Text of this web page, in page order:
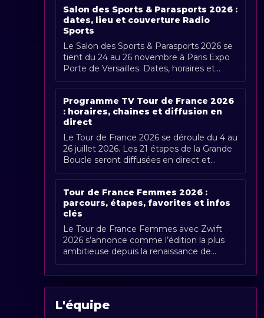
Salon des Sports & Parasports 2026 :
dates, lieu et couverture Radio
Sports
Le Salon des Sports & Parasports 2026 se
tient du 24 au 26 novembre à Paris Expo
Porte de Versailles. Dates, horaires et
couverture Radio Sports.
Programme TV Tour de France 2026
: horaires, chaînes et diffusion en
direct
Le Tour de France 2026 se déroule du 4 au
26 juillet 2026. Les 21 étapes de la Grande
Boucle seront diffusées en direct et
gratuitement en France par France [...]
Tour de France Femmes 2026 :
parcours, étapes, favorites et infos
clés
Le Tour de France Femmes avec Zwift
2026 s’annonce comme l’édition la plus
ambitieuse depuis la renaissance de
l’épreuve. Organisée du 1er au 9 août
2026, [...]
L'équipe